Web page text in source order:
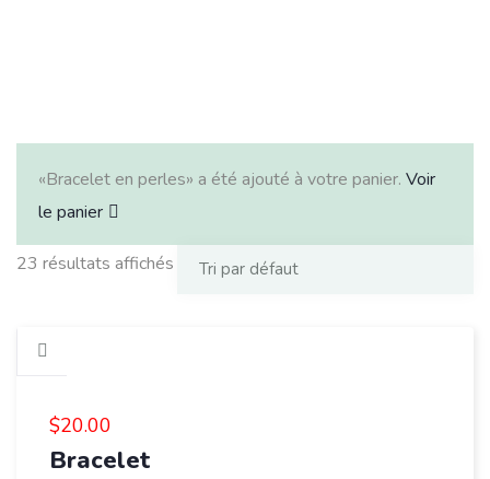
«Bracelet en perles» a été ajouté à votre panier. Voir
le panier
23 résultats affichés
$20.00
Bracelet